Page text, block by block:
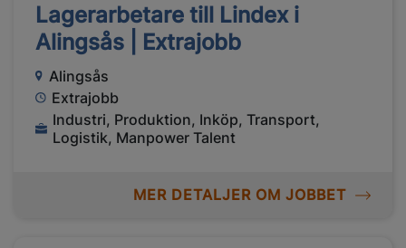
Lagerarbetare till Lindex i
Alingsås | Extrajobb
Alingsås
Extrajobb
Industri, Produktion, Inköp, Transport,
Logistik, Manpower Talent
MER DETALJER OM JOBBET